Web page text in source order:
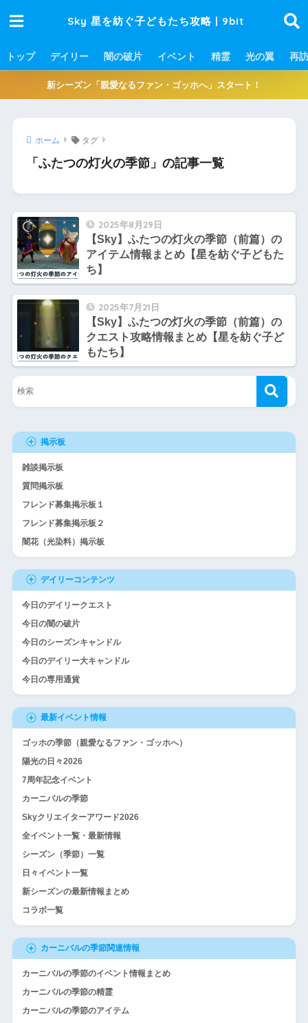
Sky 星を紡ぐ子どもたち攻略 | 9bit
トップ デイリー 闇の破片 イベント 精霊 光の翼 再訪
新シーズン「親愛なるファン・ゴッホへ」スタート！
ホーム タグ
「ふたつの灯火の季節」の記事一覧
2025年8月29日
【Sky】ふたつの灯火の季節（前篇）の
アイテム情報まとめ【星を紡ぐ子どもた
ち】
2025年7月21日
【Sky】ふたつの灯火の季節（前篇）の
クエスト攻略情報まとめ【星を紡ぐ子ど
もたち】
掲示板
雑談掲示板
質問掲示板
フレンド募集掲示板１
フレンド募集掲示板２
闇花（光染料）掲示板
デイリーコンテンツ
今日のデイリークエスト
今日の闇の破片
今日のシーズンキャンドル
今日のデイリー大キャンドル
今日の専用通貨
最新イベント情報
ゴッホの季節（親愛なるファン・ゴッホへ）
陽光の日々2026
7周年記念イベント
カーニバルの季節
Skyクリエイターアワード2026
全イベント一覧・最新情報
シーズン（季節）一覧
日々イベント一覧
新シーズンの最新情報まとめ
コラボ一覧
カーニバルの季節関連情報
カーニバルの季節のイベント情報まとめ
カーニバルの季節の精霊
カーニバルの季節のアイテム